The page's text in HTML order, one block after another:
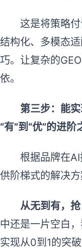
这是将策略
结构化、多模态
巧。让复杂的
依。
第三步：能
“有”到“优”的进阶
根据品牌在
供阶梯式的解决方
从无到有，抢
中还是一片空白
实现从0到1的突